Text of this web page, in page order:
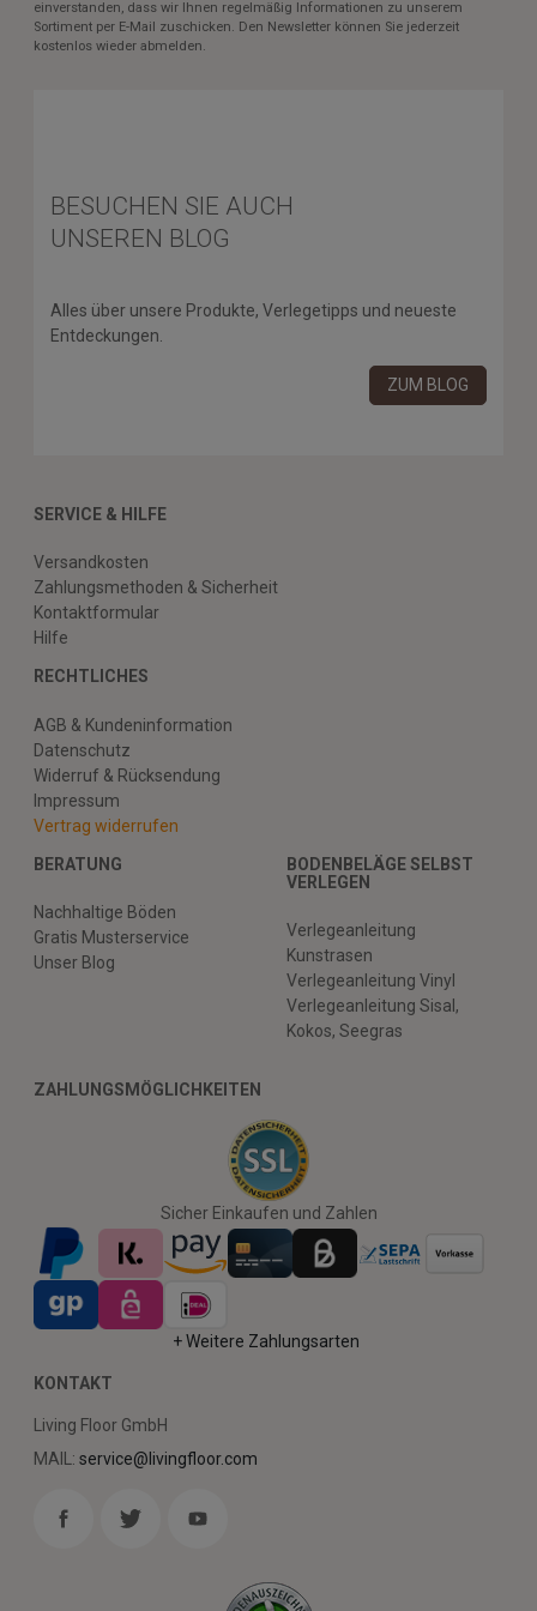
einverstanden, dass wir Ihnen regelmäßig Informationen zu unserem
Sortiment per E-Mail zuschicken. Den Newsletter können Sie jederzeit
kostenlos wieder abmelden.
BESUCHEN SIE AUCH
UNSEREN BLOG
Alles über unsere Produkte, Verlegetipps und neueste
Entdeckungen.
ZUM BLOG
SERVICE & HILFE
Versandkosten
Zahlungsmethoden & Sicherheit
Kontaktformular
Hilfe
RECHTLICHES
AGB & Kundeninformation
Datenschutz
Widerruf & Rücksendung
Impressum
Vertrag widerrufen
BERATUNG
Nachhaltige Böden
Gratis Musterservice
Unser Blog
BODENBELÄGE SELBST
VERLEGEN
Verlegeanleitung
Kunstrasen
Verlegeanleitung Vinyl
Verlegeanleitung Sisal,
Kokos, Seegras
ZAHLUNGSMÖGLICHKEITEN
Sicher Einkaufen und Zahlen
+ Weitere Zahlungsarten
KONTAKT
Living Floor GmbH
MAIL: service@livingfloor.com